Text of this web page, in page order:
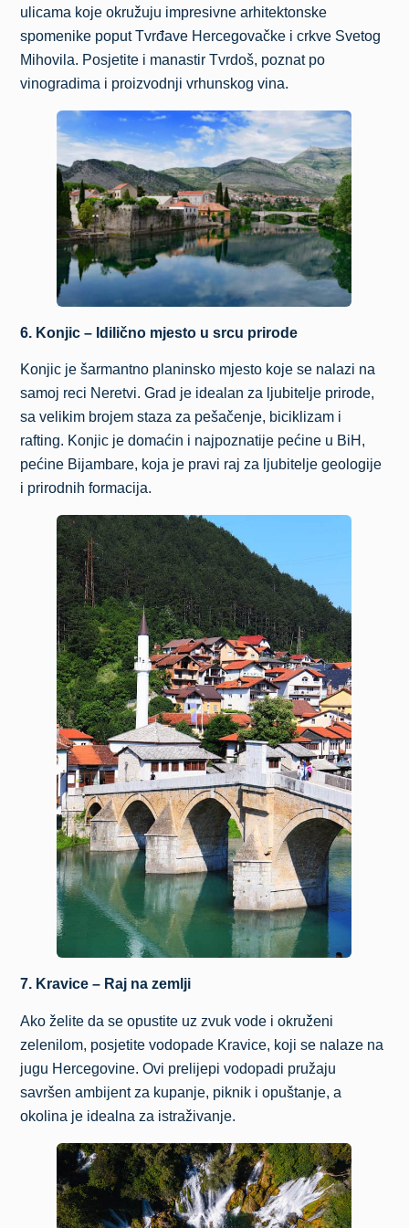
ulicama koje okružuju impresivne arhitektonske
spomenike poput Tvrđave Hercegovačke i crkve Svetog
Mihovila. Posjetite i manastir Tvrdoš, poznat po
vinogradima i proizvodnji vrhunskog vina.
6. Konjic – Idilično mjesto u srcu prirode
Konjic je šarmantno planinsko mjesto koje se nalazi na
samoj reci Neretvi. Grad je idealan za ljubitelje prirode,
sa velikim brojem staza za pešačenje, biciklizam i
rafting. Konjic je domaćin i najpoznatije pećine u BiH,
pećine Bijambare, koja je pravi raj za ljubitelje geologije
i prirodnih formacija.
7. Kravice – Raj na zemlji
Ako želite da se opustite uz zvuk vode i okruženi
zelenilom, posjetite vodopade Kravice, koji se nalaze na
jugu Hercegovine. Ovi prelijepi vodopadi pružaju
savršen ambijent za kupanje, piknik i opuštanje, a
okolina je idealna za istraživanje.